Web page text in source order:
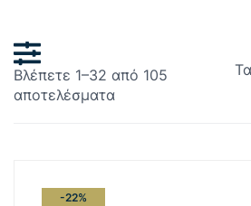
Βλέπετε 1–32 από 105
αποτελέσματαSorted
-22%